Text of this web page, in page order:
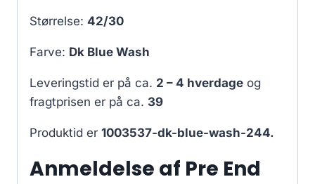
Størrelse: 42/30
Farve: Dk Blue Wash
Leveringstid er på ca. 2 – 4 hverdage og
fragtprisen er på ca. 39
Produktid er 1003537-dk-blue-wash-244.
Anmeldelse af Pre End